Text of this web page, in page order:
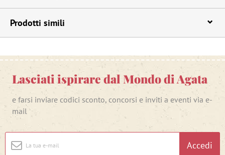
Prodotti simili
Lasciati ispirare dal Mondo di Agata
e farsi inviare codici sconto, concorsi e inviti a eventi via e-
mail
Accedi